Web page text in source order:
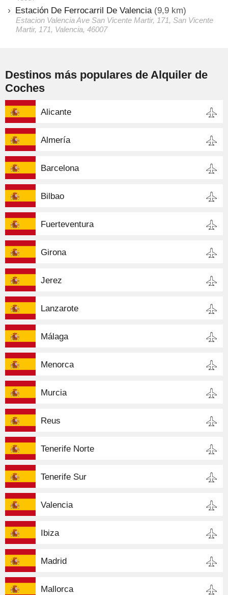
Estación De Ferrocarril De Valencia (9,9 km)
Estacion Valencia Ave San Vicente Martir, 171, San Vicente
Martir, 171, Valencia, 46007
Destinos más populares de Alquiler de
Coches
Alicante
Almería
Barcelona
Bilbao
Fuerteventura
Girona
Jerez
Lanzarote
Málaga
Menorca
Murcia
Reus
Tenerife Norte
Tenerife Sur
Valencia
Ibiza
Madrid
Mallorca